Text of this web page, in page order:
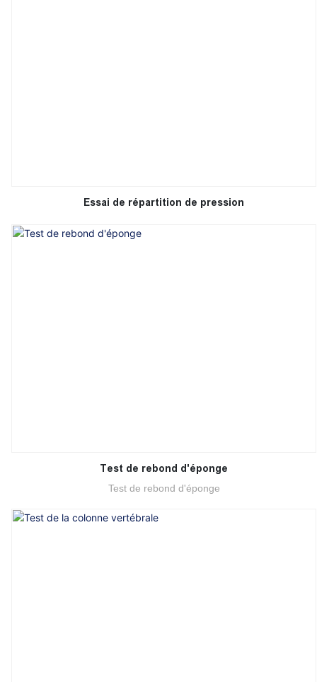
Essai de répartition de pression
Test de rebond d'éponge
Test de rebond d'éponge